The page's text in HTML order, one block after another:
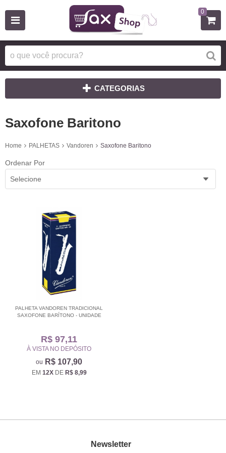
0
CATEGORIAS
Saxofone Baritono
Home PALHETAS Vandoren Saxofone Baritono
Ordenar Por
Selecione
PALHETA VANDOREN TRADICIONAL
SAXOFONE BARÍTONO - UNIDADE
R$ 97,11
À VISTA NO DEPÓSITO
R$ 107,90
EM 12XDE R$ 8,99
Newsletter